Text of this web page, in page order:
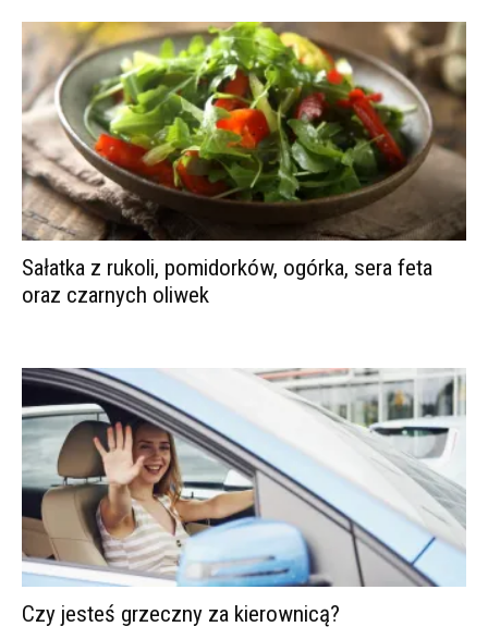
Sałatka z rukoli, pomidorków, ogórka, sera feta
oraz czarnych oliwek
Czy jesteś grzeczny za kierownicą?